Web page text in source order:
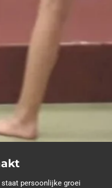
staat persoonlijke groei